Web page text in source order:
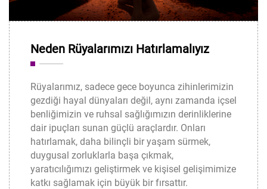
Neden Rüyalarımızı Hatırlamalıyız
Rüyalarımız, sadece gece boyunca zihinlerimizin
gezdiği hayal dünyaları değil, aynı zamanda içsel
benliğimizin ve ruhsal sağlığımızın derinliklerine
dair ipuçları sunan güçlü araçlardır. Onları
hatırlamak, daha bilinçli bir yaşam sürmek,
duygusal zorluklarla başa çıkmak,
yaratıcılığımızı geliştirmek ve kişisel gelişimimize
katkı sağlamak için büyük bir fırsattır.